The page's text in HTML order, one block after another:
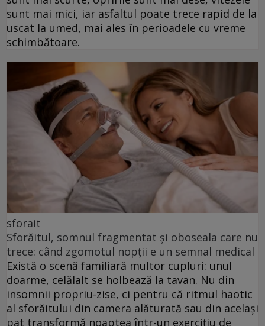
sunt mai mici, iar asfaltul poate trece rapid de la
uscat la umed, mai ales în perioadele cu vreme
schimbătoare.
sforait
Sforăitul, somnul fragmentat și oboseala care nu
trece: când zgomotul nopții e un semnal medical
Există o scenă familiară multor cupluri: unul
doarme, celălalt se holbează la tavan. Nu din
insomnii propriu-zise, ci pentru că ritmul haotic
al sforăitului din camera alăturată sau din același
pat transformă noaptea într-un exercițiu de